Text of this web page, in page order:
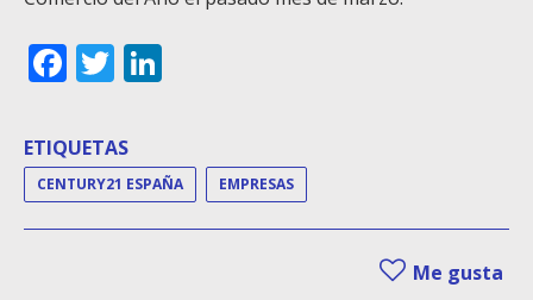
Facebook
Twitter
ETIQUETAS
CENTURY21 ESPAÑA EMPRESAS
Me gusta